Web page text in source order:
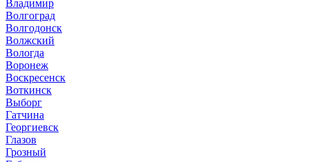
Владимир
Волгоград
Волгодонск
Волжский
Вологда
Воронеж
Воскресенск
Воткинск
Выборг
Гатчина
Георгиевск
Глазов
Грозный